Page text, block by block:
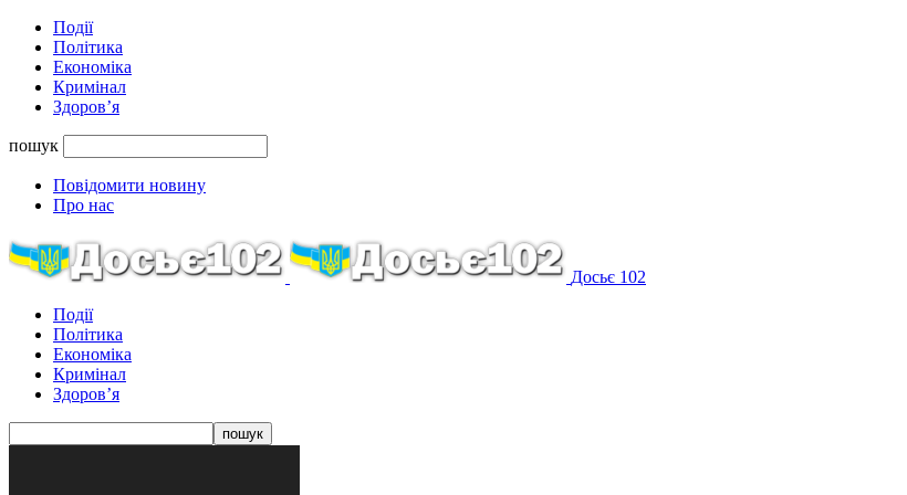
Події
Політика
Економіка
Кримінал
Здоров’я
пошук
Повідомити новину
Про нас
Досьє 102
Події
Політика
Економіка
Кримінал
Здоров’я